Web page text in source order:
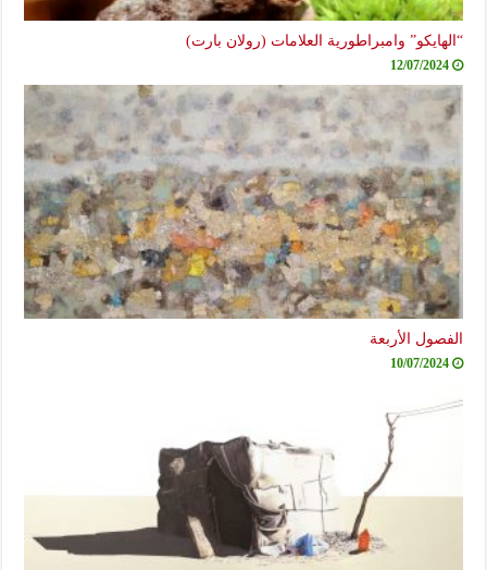
“الهايكو” وامبراطورية العلامات (رولان بارت)
12/07/2024
الفصول الأربعة
10/07/2024